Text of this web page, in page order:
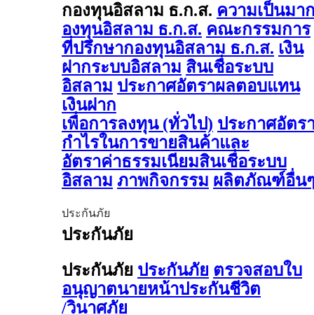
กองทุนอิสลาม ธ.ก.ส. ความเป็นมา
องทุนอิสลาม ธ.ก.ส. คณะกรรมการ
ที่ปรึกษากองทุนอิสลาม ธ.ก.ส. เงิน
ฝากระบบอิสลาม สินเชื่อระบบ
อิสลาม ประกาศอัตราผลตอบแทน
เงินฝาก
เพื่อการลงทุน (ทั่วไป) ประกาศอัตร
กำไรในการขายสินค้าและ
อัตราค่าธรรมเนียมสินเชื่อระบบ
อิสลาม ภาพกิจกรรม ผลิตภัณฑ์อื่น
ประกันภัย
ประกันภัย
ประกันภัย ประกันภัย ตรวจสอบใบ
อนุญาตนายหน้าประกันชีวิต
/วินาศภัย